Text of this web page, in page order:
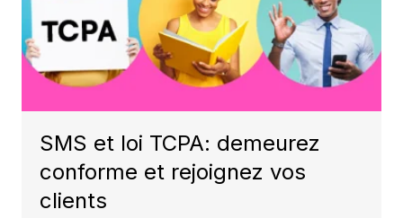
SMS et loi TCPA: demeurez
conforme et rejoignez vos
clients